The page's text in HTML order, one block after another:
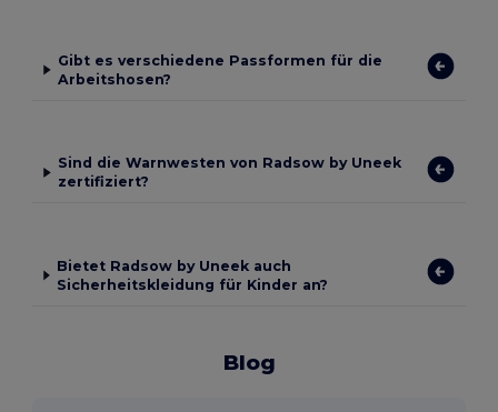
Gibt es verschiedene Passformen für die
Arbeitshosen?
Sind die Warnwesten von Radsow by Uneek
zertifiziert?
Bietet Radsow by Uneek auch
Sicherheitskleidung für Kinder an?
Blog